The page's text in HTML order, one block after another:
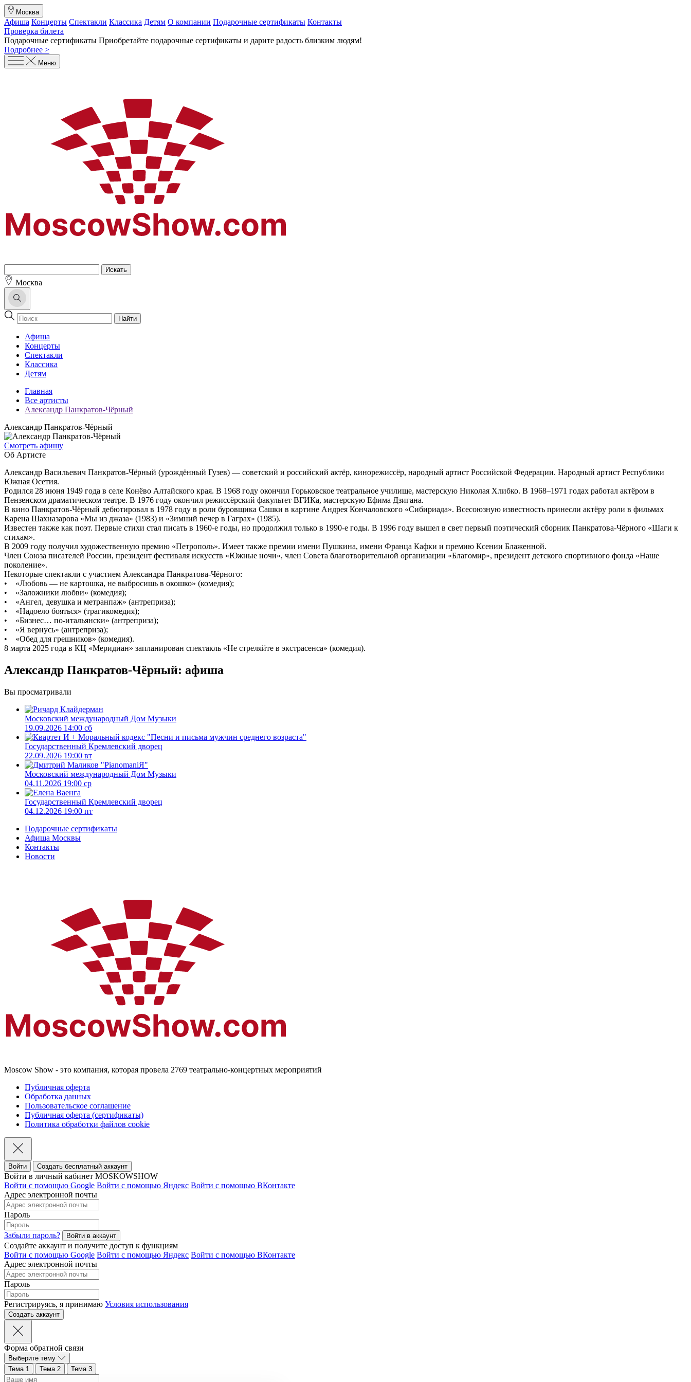
Москва
Афиша Концерты Спектакли Классика Детям О компании Подарочные сертификаты Контакты
Проверка билета
Подарочные сертификаты Приобретайте подарочные сертификаты и дарите радость близким людям!
Подробнее >
Меню
Москва
Найти
Афиша
Концерты
Спектакли
Классика
Детям
Главная
Все артисты
Александр Панкратов-Чёрный
Александр Панкратов-Чёрный
Cмотреть афишу
Об Артисте
Александр Васильевич Панкратов-Чёрный (урождённый Гузев) — советский и российский актёр, кинорежиссёр, народный артист Российской Федерации. Народный артист Республики
Южная Осетия.
Родился 28 июня 1949 года в селе Конёво Алтайского края. В 1968 году окончил Горьковское театральное училище, мастерскую Николая Хлибко. В 1968–1971 годах работал актёром в
Пензенском драматическом театре. В 1976 году окончил режиссёрский факультет ВГИКа, мастерскую Ефима Дзигана.
В кино Панкратов-Чёрный дебютировал в 1978 году в роли буровщика Сашки в картине Андрея Кончаловского «Сибириада». Всесоюзную известность принесли актёру роли в фильмах
Карена Шахназарова «Мы из джаза» (1983) и «Зимний вечер в Гаграх» (1985).
Известен также как поэт. Первые стихи стал писать в 1960-е годы, но продолжил только в 1990-е годы. В 1996 году вышел в свет первый поэтический сборник Панкратова-Чёрного «Шаги к
стихам».
В 2009 году получил художественную премию «Петрополь». Имеет также премии имени Пушкина, имени Франца Кафки и премию Ксении Блаженной.
Член Союза писателей России, президент фестиваля искусств «Южные ночи», член Совета благотворительной организации «Благомир», президент детского спортивного фонда «Наше
поколение».
Некоторые спектакли с участием Александра Панкратова-Чёрного:
• «Любовь — не картошка, не выбросишь в окошко» (комедия);
• «Заложники любви» (комедия);
• «Ангел, девушка и метранпаж» (антреприза);
• «Надоело бояться» (трагикомедия);
• «Бизнес… по-итальянски» (антреприза);
• «Я вернусь» (антреприза);
• «Обед для грешников» (комедия).
8 марта 2025 года в КЦ «Меридиан» запланирован спектакль «Не стреляйте в экстрасенса» (комедия).
Александр Панкратов-Чёрный: афиша
Вы просматривали
Московский международный Дом Музыки
19.09.2026 14:00 сб
Государственный Кремлевский дворец
22.09.2026 19:00 вт
Московский международный Дом Музыки
04.11.2026 19:00 ср
Государственный Кремлевский дворец
04.12.2026 19:00 пт
Подарочные сертификаты
Афиша Москвы
Контакты
Новости
Moscow Show - это компания, которая провела 2769 театрально-концертных мероприятий
Публичная оферта
Обработка данных
Пользовательское соглашение
Публичная оферта (сертификаты)
Политика обработки файлов cookie
Войти Создать бесплатный аккаунт
Войти в личный кабинет MOSKOWSHOW
Войти с помощью Google Войти с помощью Яндекс Войти с помощью ВКонтакте
Адрес электронной почты
Пароль
Забыли пароль?
Создайте аккаунт и получите доступ к функциям
Войти с помощью Google Войти с помощью Яндекс Войти с помощью ВКонтакте
Адрес электронной почты
Пароль
Регистрируясь, я принимаю Условия использования
Форма обратной связи
Выберите тему
Тема 1
Тема 2 Тема 3